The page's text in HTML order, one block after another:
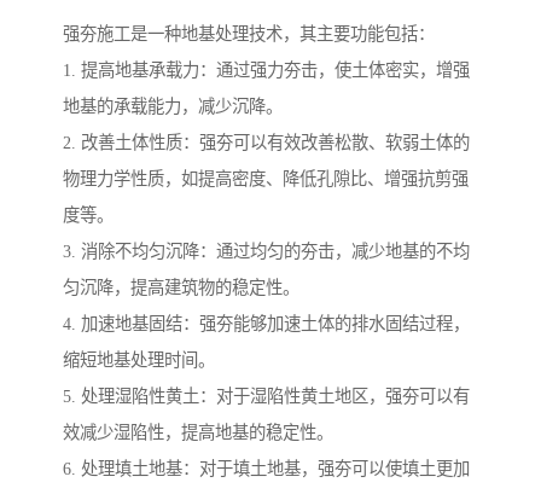
强夯施工是一种地基处理技术，其主要功能包括：
1. 提高地基承载力：通过强力夯击，使土体密实，增强
地基的承载能力，减少沉降。
2. 改善土体性质：强夯可以有效改善松散、软弱土体的
物理力学性质，如提高密度、降低孔隙比、增强抗剪强
度等。
3. 消除不均匀沉降：通过均匀的夯击，减少地基的不均
匀沉降，提高建筑物的稳定性。
4. 加速地基固结：强夯能够加速土体的排水固结过程，
缩短地基处理时间。
5. 处理湿陷性黄土：对于湿陷性黄土地区，强夯可以有
效减少湿陷性，提高地基的稳定性。
6. 处理填土地基：对于填土地基，强夯可以使填土更加